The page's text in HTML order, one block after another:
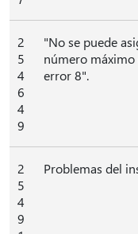
2
5
4
6
4
9
"No se puede
número máximo
error 8".
2
5
4
9
Problemas del